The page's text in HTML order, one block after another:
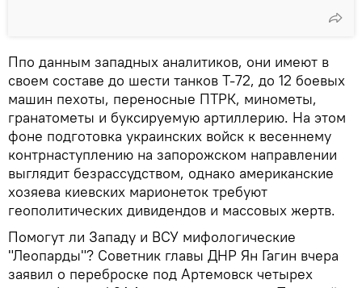
Ппо данным западных аналитиков, они имеют в
своем составе до шести танков Т-72, до 12 боевых
машин пехоты, переносные ПТРК, минометы,
гранатометы и буксируемую артиллерию. На этом
фоне подготовка украинских войск к весеннему
контрнаступлению на запорожском направлении
выглядит безрассудством, однако американские
хозяева киевских марионеток требуют
геополитических дивидендов и массовых жертв.
Помогут ли Западу и ВСУ мифологические
"Леопарды"? Советник главы ДНР Ян Гагин вчера
заявил о переброске под Артемовск четырех